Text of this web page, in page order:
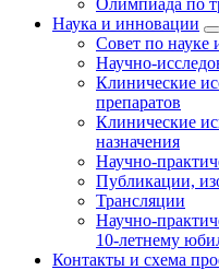
Олимпиада по
Наука и инновации
Совет по науке
Научно-
Клинические
препаратов
Клинические
назначения
Научно-
Публикации,
Трансляции
Научно-
10-летнему
Контакты и схема